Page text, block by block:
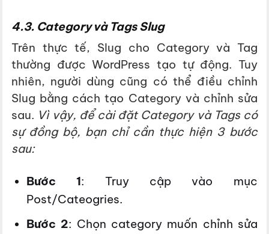
4.3. Category và Tags Slug
Trên thực tế, Slug cho Category và Tag
thường được WordPress tạo tự động. Tuy
nhiên, người dùng cũng có thể điều chỉnh
Slug bằng cách tạo Category và chỉnh sửa
sau. Vì vậy, để cài đặt Category và Tags có
sự đồng bộ, bạn chỉ cần thực hiện 3 bước
sau:
Bước 1: Truy cập vào mục
Post/Cateogries.
Bước 2: Chọn category muốn chỉnh sửa